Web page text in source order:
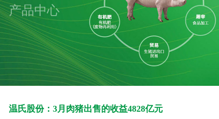
产品中心
温氏股份：3月肉猪出售的收益4828亿元